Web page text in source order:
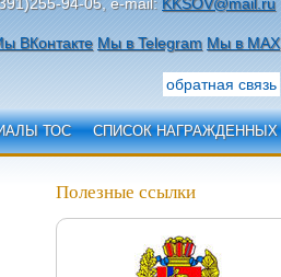
ВКонтакте Мы в Telegram Мы в МАХ
обратная связь
ТОС СПИСОК НАГРАЖДЕННЫХ
Полезные ссылки